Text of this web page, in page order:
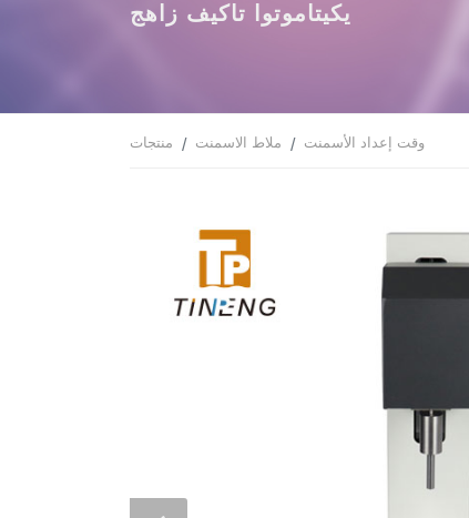
جهاز فيكات اوتوماتيكي
منتجات ملاط الاسمنت وقت إعداد الأسمنت